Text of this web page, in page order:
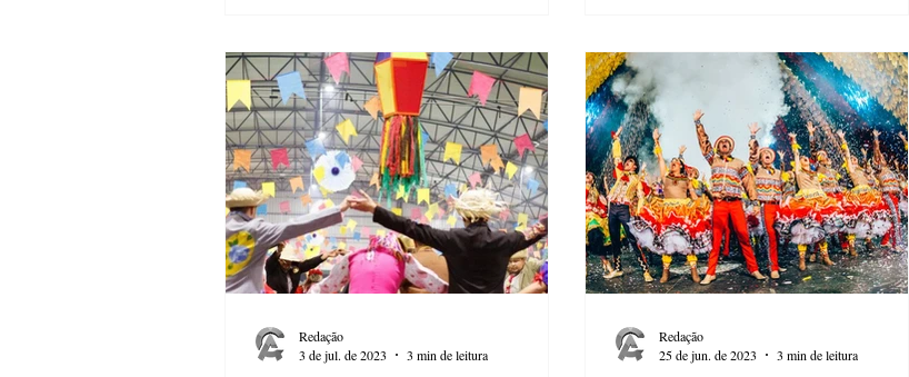
por faixas musicais que fizeram sucesso em
novelas,
Redação
3 de jul. de 2023
3 min de leitura
Redação
25 de jun. de 2023
3 min de leitura